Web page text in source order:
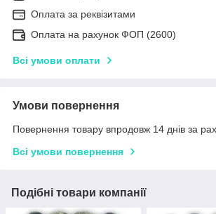
Оплата за реквізитами
Оплата на рахунок ФОП (2600)
Всі умови оплати
Умови повернення
Повернення товару впродовж 14 днів за
Всі умови повернення
Подібні товари компанії